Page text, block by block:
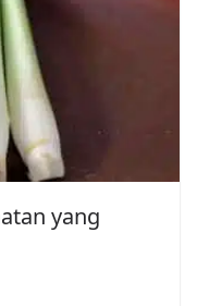
yang